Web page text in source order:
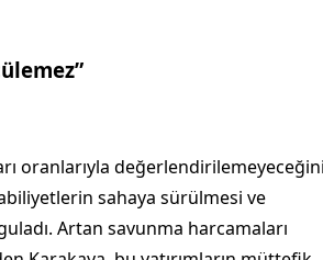
oranlarıyla değerlendirilemeyeceğini
sahaya sürülmesi ve
Artan savunma harcamaları